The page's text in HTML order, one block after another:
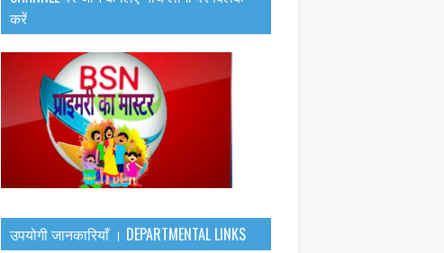
करें
उपयोगी जानकारियाँ । DEPARTMENTAL LINKS